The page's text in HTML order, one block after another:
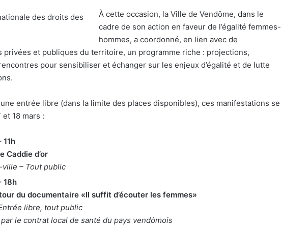
À cette occasion, la Ville de Vendôme, dans le
cadre de son action en faveur de l’égalité femmes-
hommes, a coordonné, en lien avec de
privées et publiques du territoire, un programme riche : projections,
pour sensibiliser et échanger sur les enjeux d’égalité et de lutte
entrée libre (dans la limite des places disponibles), ces manifestations se
18 mars :
11h
Caddie d’or
– Tout public
18h
du documentaire «Il suffit d’écouter les femmes»
libre, tout public
le contrat local de santé du pays vendômois